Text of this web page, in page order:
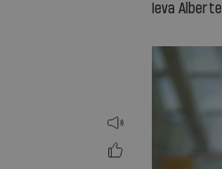
Ieva Alberte